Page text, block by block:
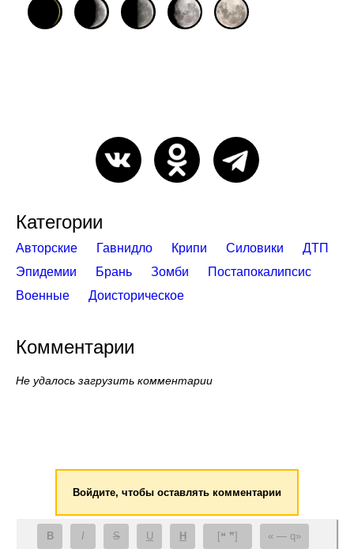
Категории
Авторские Гавнидло Крипи Силовики
ДТП
Эпидемии
Брань Зомби
Постапокалипсис
Военные
Доисторическое
Комментарии
Не удалось загрузить комментарии
Войдите, чтобы оставлять комментарии
B I S U H [❝ ❞] — q